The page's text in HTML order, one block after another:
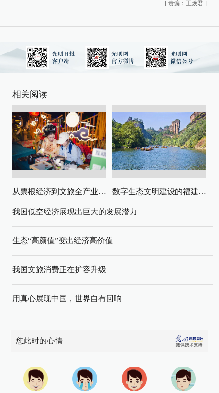
[ 责编：王焕君 ]
相关阅读
从票根经济到文旅全产业链升级 数字生态文明建设的福建路径与启示
我国低空经济展现出巨大的发展潜力
生态“高颜值”变出经济高价值
我国文旅消费正在扩容升级
用真心展现中国，世界自有回响
您此时的心情